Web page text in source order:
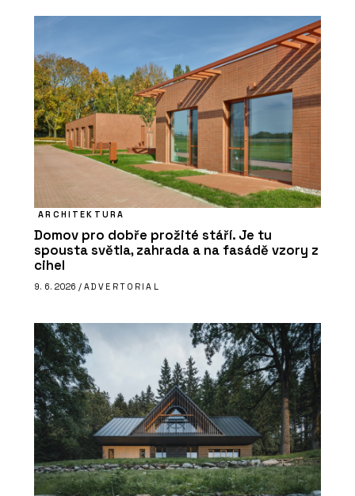
ARCHITEKTURA
Domov pro dobře prožité stáří. Je tu
spousta světla, zahrada a na fasádě vzory z
cihel
9. 6. 2026 / ADVERTORIAL